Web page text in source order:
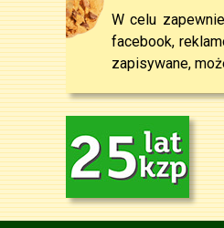
W celu
facebook,
zapisywane,